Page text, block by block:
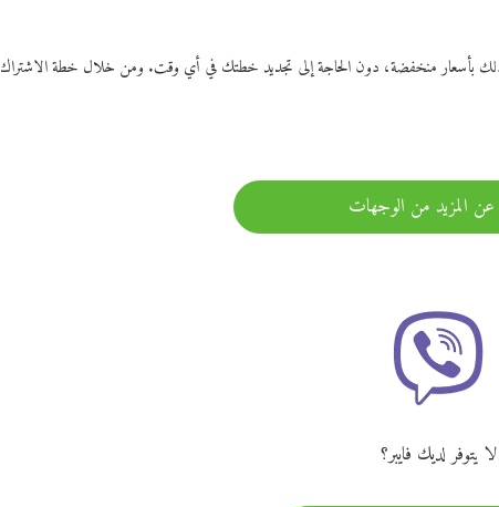
وذلك بأسعار منخفضة، دون الحاجة إلى تجديد خطتك في أي وقت. ومن خلال خطة الاشتراك
المزيد من الوجهات
لا يتوفر لديك فايبر؟